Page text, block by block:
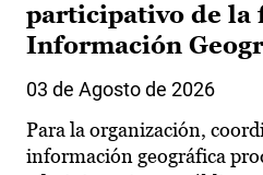
participativo de la
Información
03 de Agosto de 2026
Para la organización,
información geográfica